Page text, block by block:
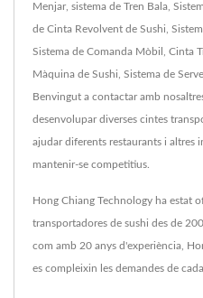
Menjar, sistema de Tren Bala,
de Cinta Revolvent de Sushi,
Sistema de Comanda Mòbil, Cinta
Màquina de Sushi, Sistema de
Benvingut a contactar amb
desenvolupar diverses cintes
ajudar diferents restaurants i altres
mantenir-se competitius.
Hong Chiang Technology ha estat
transportadores de sushi des de
com amb 20 anys d'experiència,
es compleixin les demandes de